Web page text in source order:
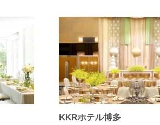
KKRホテル博多